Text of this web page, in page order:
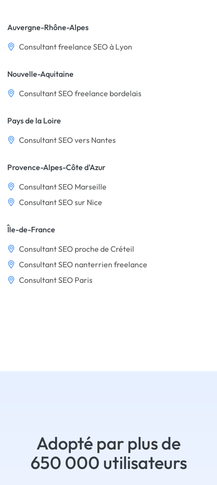
Auvergne-Rhône-Alpes
Consultant freelance SEO à Lyon
Nouvelle-Aquitaine
Consultant SEO freelance bordelais
Pays de la Loire
Consultant SEO vers Nantes
Provence-Alpes-Côte d'Azur
Consultant SEO Marseille
Consultant SEO sur Nice
Île-de-France
Consultant SEO proche de Créteil
Consultant SEO nanterrien freelance
Consultant SEO Paris
Adopté par plus de
650 000 utilisateurs